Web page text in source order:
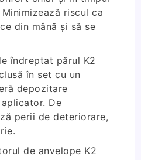
riscul ca
din mână și să se
îndreptat părul K2
în set cu un
depozitare
De
perii de deteriorare,
de anvelope K2